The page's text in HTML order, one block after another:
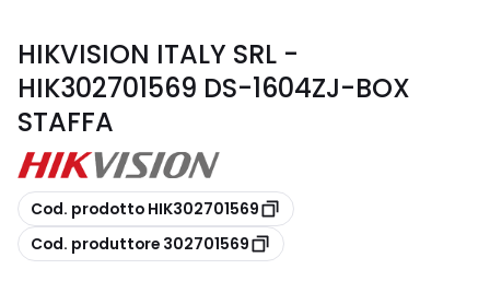
HIKVISION ITALY SRL -
HIK302701569 DS-1604ZJ-BOX
STAFFA
copia
Cod. prodotto HIK302701569
copia
Cod. produttore 302701569